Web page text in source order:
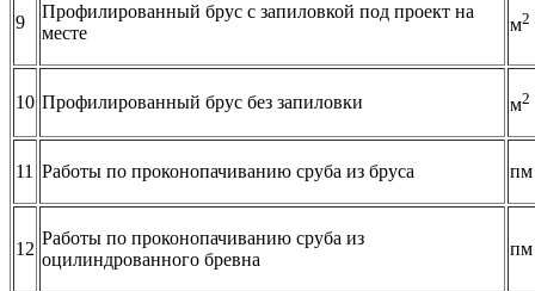
9
Профилированный брус с запиловкой под проект на
месте
м2
10 Профилированный брус без запиловки м2
11 Работы по проконопачиванию сруба из бруса пм
12
Работы по проконопачиванию сруба из
оцилиндрованного бревна
пм